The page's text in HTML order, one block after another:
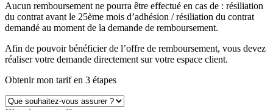
Aucun remboursement ne pourra être effectué en cas de : résiliation
du contrat avant le 25ème mois d’adhésion / résiliation du contrat
demandé au moment de la demande de remboursement.
Afin de pouvoir bénéficier de l’offre de remboursement, vous devez
réaliser votre demande directement sur votre espace client.
Obtenir mon tarif en 3 étapes